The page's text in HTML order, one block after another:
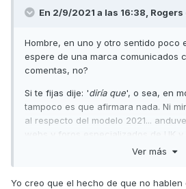
En 2/9/2021 a las 16:38, Rogers
Hombre, en uno y otro sentido poco
espere de una marca comunicados
comentas, no?
Si te fijas dije: 'diría que', o sea, en
tampoco es que afirmara nada. Ni
al respecto del modelo 2021...
webs y foros especializados de UK
USA y de lo que hablaban es de los
Ver más
Yo creo que el hecho de que no hablen